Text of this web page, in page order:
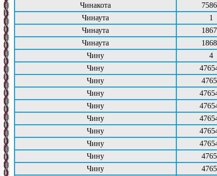
Чинакота
Чинаута
1
Чинаута
Чинаута
Чину
4
Чину
Чину
Чину
Чину
Чину
Чину
Чину
Чину
Чину